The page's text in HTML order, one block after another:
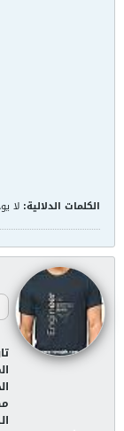
الكلمات الدلالية: لا